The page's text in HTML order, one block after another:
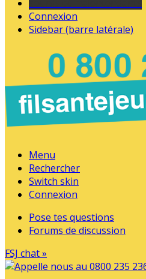
Connexion
Sidebar (barre latérale)
Menu
Rechercher
Switch skin
Connexion
Pose tes questions
Forums de discussion
FSJ chat »